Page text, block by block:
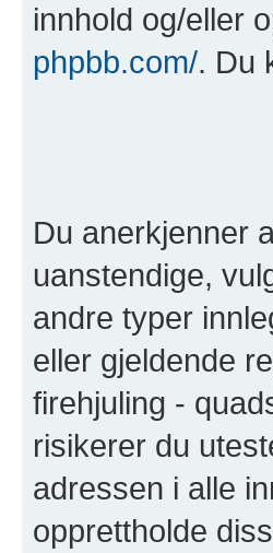
innhold og/eller
phpbb.com/. Du
Du anerkjenner
uanstendige,
andre typer
eller gjeldende
firehjuling -
risikerer du
adressen i alle
opprettholde